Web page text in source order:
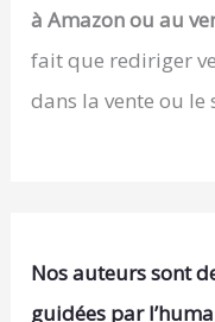
à Amazon ou au
fait que rediriger
dans la vente ou le
Nos auteurs sont
guidées par